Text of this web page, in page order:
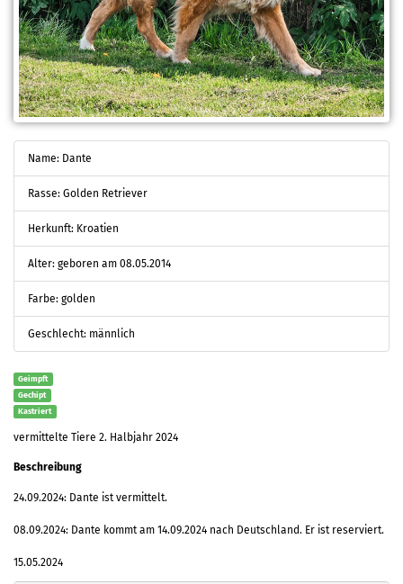
Name: Dante
Rasse: Golden Retriever
Herkunft: Kroatien
Alter: geboren am 08.05.2014
Farbe: golden
Geschlecht: männlich
Geimpft
Gechipt
Kastriert
vermittelte Tiere 2. Halbjahr 2024
Beschreibung
24.09.2024: Dante ist vermittelt.
08.09.2024: Dante kommt am 14.09.2024 nach Deutschland. Er ist reserviert.
15.05.2024